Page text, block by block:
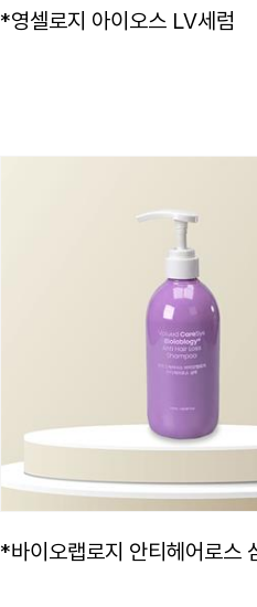
*영셀로지 아이오스 LV세럼
*바이오랩로지 안티헤어로스